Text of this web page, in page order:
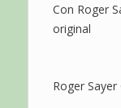
Con Roger
original
Roger Sayer